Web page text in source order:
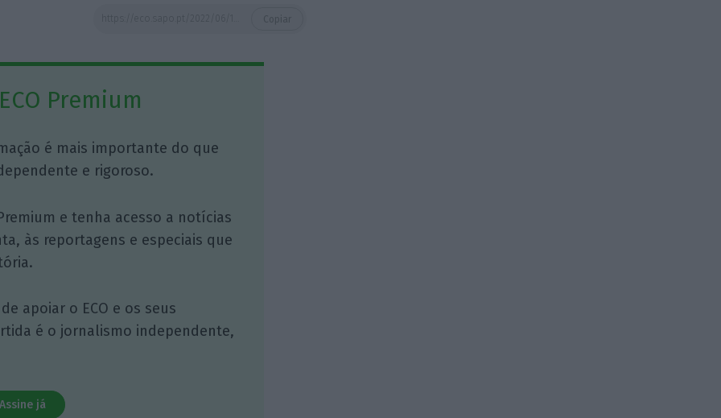
Premium
é mais importante do que
e rigoroso.
e tenha acesso a notícias
às reportagens e especiais que
apoiar o ECO e os seus
é o jornalismo independente,
Assine já